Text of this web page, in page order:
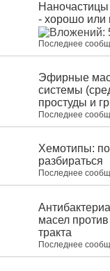
Наночастицы
- хорошо или
Последнее
Эфирные
системы
простуды и
Последнее
Хемотипы:
разбираться
Последнее
масел
тракта
Последнее